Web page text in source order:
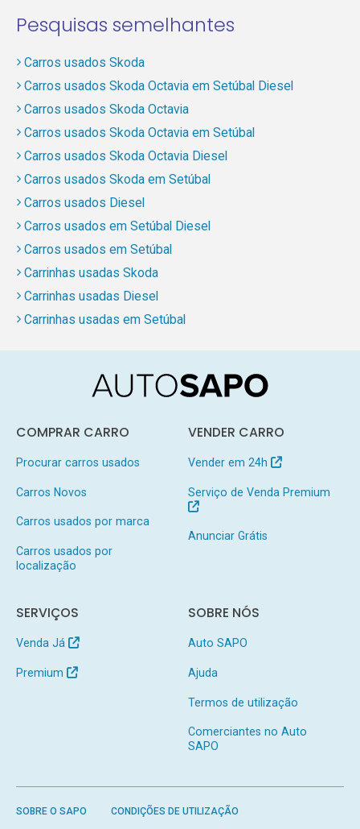
Pesquisas semelhantes
Carros usados Skoda
Carros usados Skoda Octavia em Setúbal Diesel
Carros usados Skoda Octavia
Carros usados Skoda Octavia em Setúbal
Carros usados Skoda Octavia Diesel
Carros usados Skoda em Setúbal
Carros usados Diesel
Carros usados em Setúbal Diesel
Carros usados em Setúbal
Carrinhas usadas Skoda
Carrinhas usadas Diesel
Carrinhas usadas em Setúbal
COMPRAR CARRO
Procurar carros usados
Carros Novos
Carros usados por marca
Carros usados por
localização
VENDER CARRO
Vender em 24h
Serviço de Venda Premium
Anunciar Grátis
SERVIÇOS
Venda Já
Premium
SOBRE NÓS
Auto SAPO
Ajuda
Termos de utilização
Comerciantes no Auto
SAPO
SOBRE O SAPO CONDIÇÕES DE UTILIZAÇÃO